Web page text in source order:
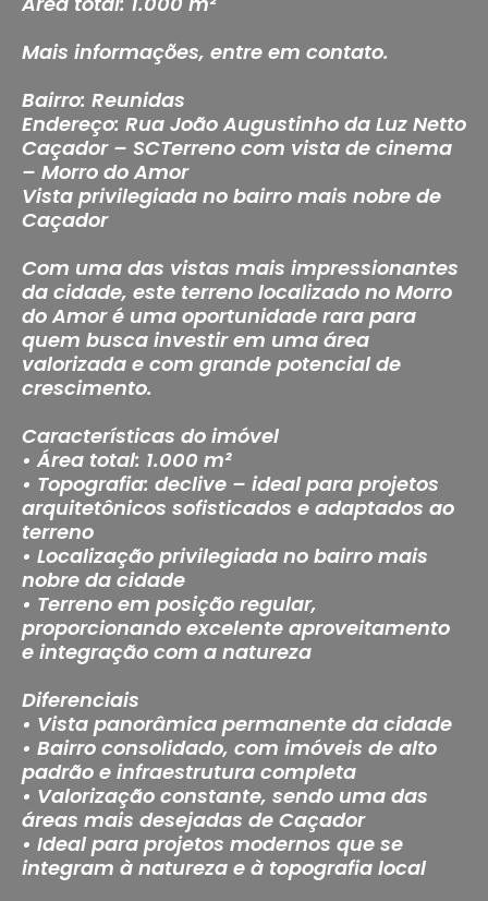
Mais informações, entre em contato.
Bairro: Reunidas
Endereço: Rua João Augustinho da Luz Netto
Caçador – SCTerreno com vista de cinema
– Morro do Amor
Vista privilegiada no bairro mais nobre de
Caçador
Com uma das vistas mais impressionantes
da cidade, este terreno localizado no Morro
do Amor é uma oportunidade rara para
quem busca investir em uma área
valorizada e com grande potencial de
crescimento.
Características do imóvel
• Área total: 1.000 m²
• Topografia: declive – ideal para projetos
arquitetônicos sofisticados e adaptados ao
terreno
• Localização privilegiada no bairro mais
nobre da cidade
• Terreno em posição regular,
proporcionando excelente aproveitamento
e integração com a natureza
Diferenciais
• Vista panorâmica permanente da cidade
• Bairro consolidado, com imóveis de alto
padrão e infraestrutura completa
• Valorização constante, sendo uma das
áreas mais desejadas de Caçador
• Ideal para projetos modernos que se
integram à natureza e à topografia local